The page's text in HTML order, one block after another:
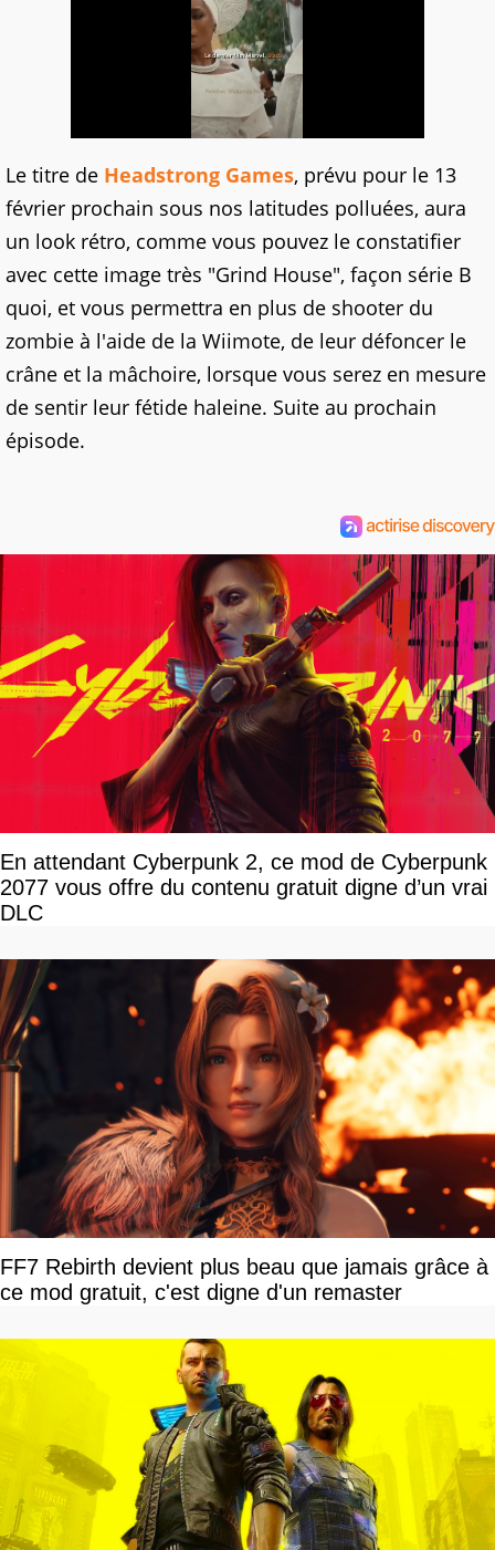
Le titre de Headstrong Games, prévu pour le 13
février prochain sous nos latitudes polluées, aura
un look rétro, comme vous pouvez le constatifier
avec cette image très "Grind House", façon série B
quoi, et vous permettra en plus de shooter du
zombie à l'aide de la Wiimote, de leur défoncer le
crâne et la mâchoire, lorsque vous serez en mesure
de sentir leur fétide haleine. Suite au prochain
épisode.
En attendant Cyberpunk 2, ce mod de Cyberpunk
2077 vous offre du contenu gratuit digne d’un vrai
DLC
FF7 Rebirth devient plus beau que jamais grâce à
ce mod gratuit, c'est digne d'un remaster